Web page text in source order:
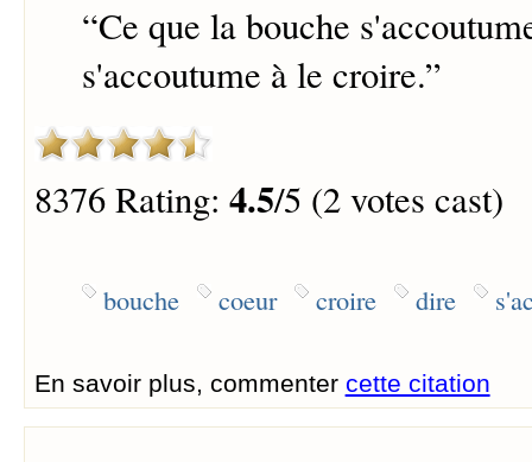
“Ce que la bouche
s'accoutume à le croire.”
8376 Rating: 4.5/5 (2 votes cast)
bouche coeur croire dire
En savoir plus, commenter cette citation